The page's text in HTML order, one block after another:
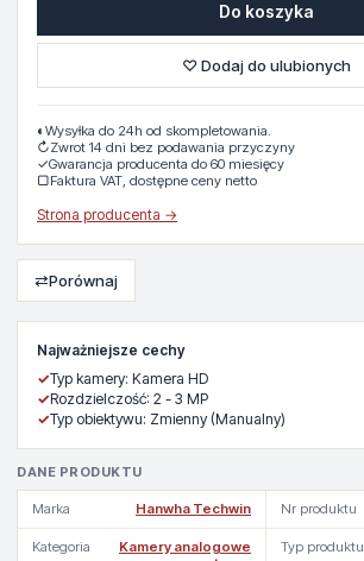
Najważniejsze cechy
✓Typ kamery: Kamera HD
✓Rozdzielczość: 2 - 3 MP
✓Typ obiektywu: Zmienny (Manualny)
DANE PRODUKTU
Marka Hanwha Techwin Nr produktu
Kategoria
Kamery analogowe
Typ produktu
Do koszyka
♡ Dodaj do ulubionych
◐ Wysyłka do 24h od skompletowania.
↻Zwrot 14 dni bez podawania przyczyny
✓Gwarancja producenta do 60 miesięcy
▢Faktura VAT, dostępne ceny netto
Strona producenta →
⇄Porównaj